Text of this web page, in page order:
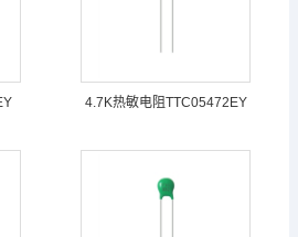
4.7K热敏电阻TTC05472EY